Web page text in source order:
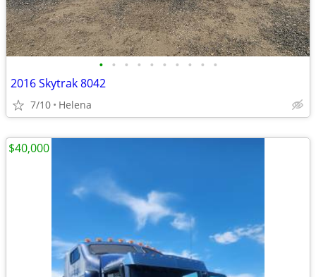
• • • • • • • • • •
2016 Skytrak 8042
7/10 Helena
$40,000